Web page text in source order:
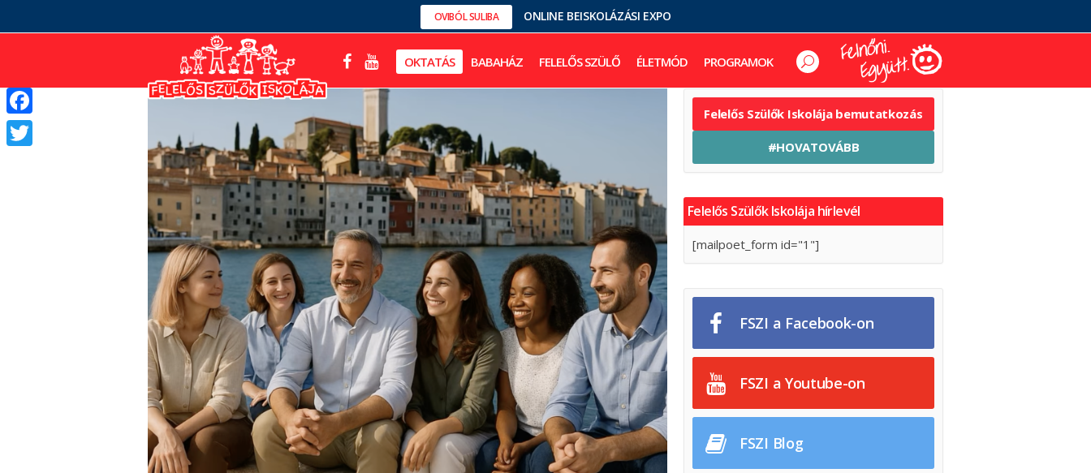
OVIBÓL SULIBA ONLINE BEISKOLÁZÁSI EXPO
OKTATÁS BABAHÁZ FELELŐS SZÜLŐ ÉLETMÓD PROGRAMOK
Felelős Szülők Iskolája bemutatkozás
#HOVATOVÁBB
Felelős Szülők Iskolája hírlevél
[mailpoet_form id="1"]
FSZI a Facebook-on
FSZI a Youtube-on
FSZI Blog
Facebook